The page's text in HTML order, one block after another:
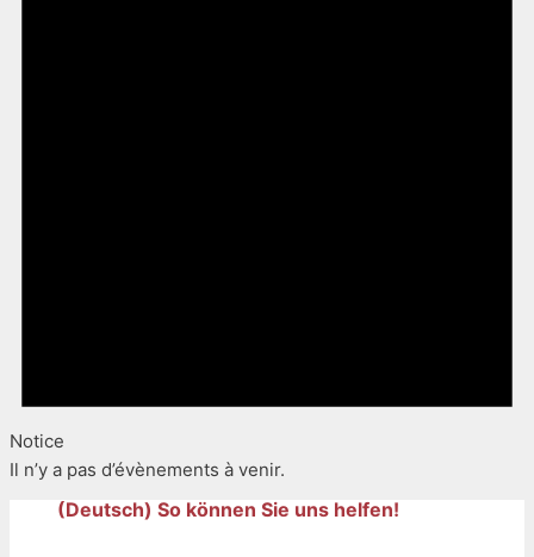
Notice
Il n’y a pas d’évènements à venir.
(Deutsch) So können Sie uns helfen!